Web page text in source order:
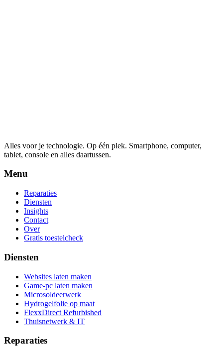
Alles voor je technologie. Op één plek. Smartphone, computer,
tablet, console en alles daartussen.
Menu
Reparaties
Diensten
Insights
Contact
Over
Gratis toestelcheck
Diensten
Websites laten maken
Game-pc laten maken
Microsoldeerwerk
Hydrogelfolie op maat
FlexxDirect Refurbished
Thuisnetwerk & IT
Reparaties